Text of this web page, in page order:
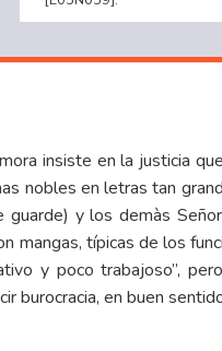
insiste en la justicia
nobles en letras tan
y los demàs
mangas, típicas de los
y poco trabajoso”,
en buen